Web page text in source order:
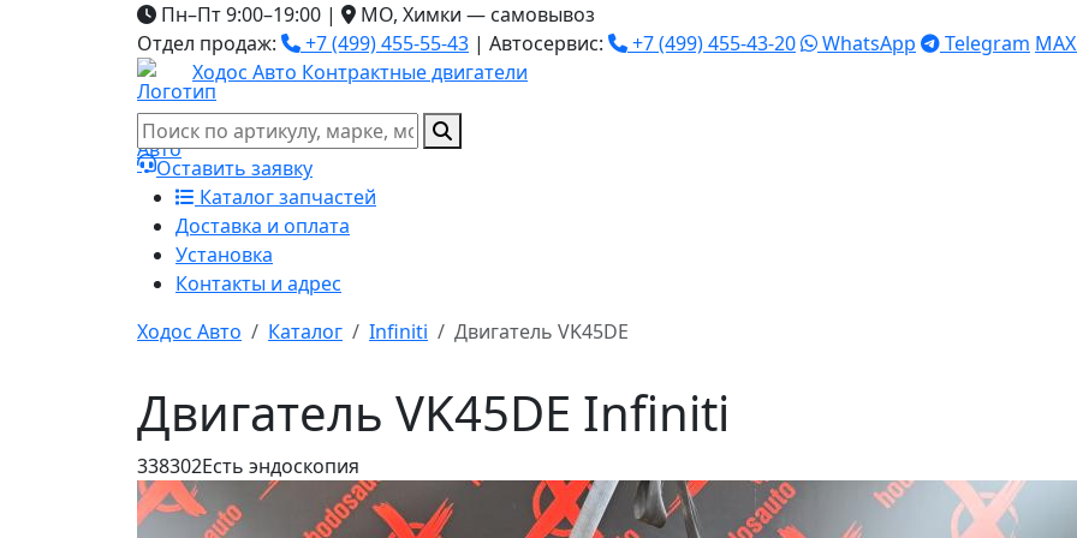
Пн–Пт 9:00–19:00 |
МО, Химки — самовывоз
Отдел продаж:
+7 (499) 455-55-43 | Автосервис: +7 (499) 455-43-20 WhatsApp Telegram MAX
Ходос Авто Контрактные двигатели
Оставить заявку
Каталог запчастей
Доставка и оплата
Установка
Контакты и адрес
Ходос Авто
Каталог Infiniti Двигатель VK45DE
Двигатель VK45DE Infiniti
338302Есть эндоскопия